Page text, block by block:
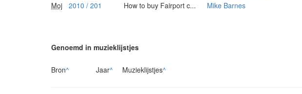
Moj
2010 / 201 How to buy Fairport c... Mike Barnes
Genoemd in muzieklijstjes
Bron^ Jaar^ Muzieklijstjes^